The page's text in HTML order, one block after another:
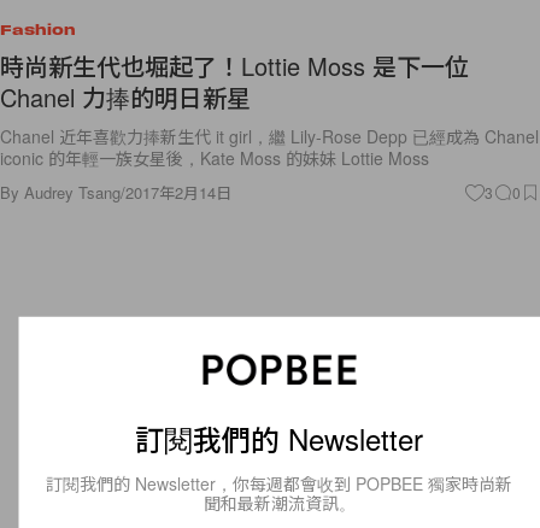
Fashion
時尚新生代也堀起了！Lottie Moss 是下一位
Chanel 力捧的明日新星
Chanel 近年喜歡力捧新生代 it girl，繼 Lily-Rose Depp 已經成為 Chanel
iconic 的年輕一族女星後，Kate Moss 的妹妹 Lottie Moss
By Audrey Tsang/2017年2月14日 3 0
訂閱我們的 Newsletter
訂閱我們的 Newsletter，你每週都會收到 POPBEE 獨家時尚新
聞和最新潮流資訊。